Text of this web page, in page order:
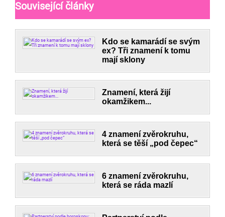
Související články
Kdo se kamarádí se svým
ex? Tři znamení k tomu
mají sklony
Znamení, která žijí
okamžikem...
4 znamení zvěrokruhu,
která se těší „pod čepec“
6 znamení zvěrokruhu,
která se ráda mazlí